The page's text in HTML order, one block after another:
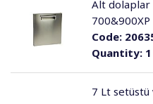
Quantity:1
Code:
Alt dolaplar
700&900XP
7 Lt